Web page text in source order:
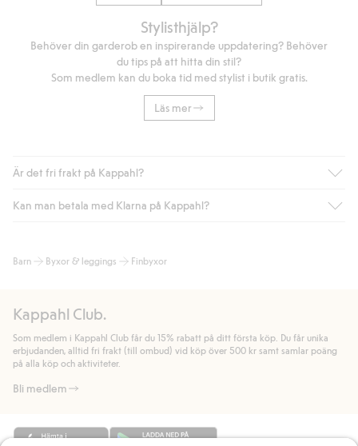
Stylisthjälp?
Behöver din garderob en inspirerande uppdatering? Behöver
du tips på att hitta din stil?
Som medlem kan du boka tid med stylist i butik gratis.
Läs mer
Är det fri frakt på Kappahl?
Är du medlem i Kappahl Club har du alltid gratis frakt till butik
automatik efter du loggat in och identifierats som medlem.
handlar för.
Läs mer
Kan man betala med Klarna på Kappahl?
bland annat faktura och swish men även andra betalningssätt.
allmänna villkor.
Läs mer
Barn Byxor & leggings Finbyxor
Kappahl Club.
Som medlem i Kappahl Club får du 15% rabatt på ditt första köp. Du får unika
erbjudanden, alltid fri frakt (till ombud) vid köp över 500 kr samt samlar poäng
på alla köp och aktiviteter.
Bli medlem